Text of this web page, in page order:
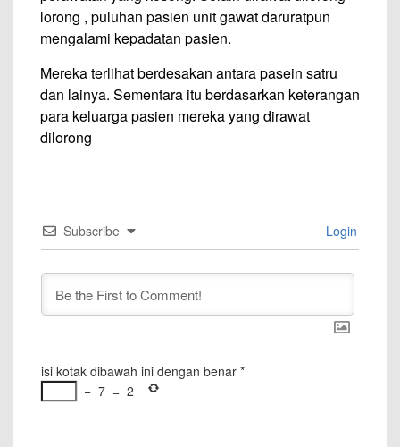
lorong , puluhan pasien unit gawat daruratpun
mengalami kepadatan pasien.
Mereka terlihat berdesakan antara pasein satru
dan lainya. Sementara itu berdasarkan keterangan
para keluarga pasien mereka yang dirawat
dilorong
Subscribe Login
isi kotak dibawah ini dengan benar *
− 7 = 2